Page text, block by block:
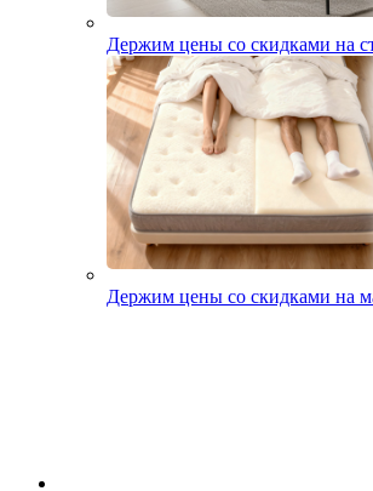
Держим цены со скидками на
Держим цены со скидками на